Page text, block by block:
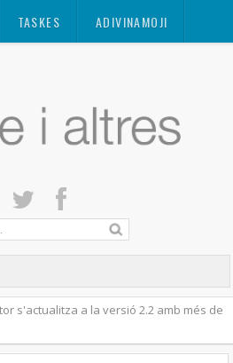
TASKES ADIVINAMOJI
s'actualitza a la versió 2.2 amb més de